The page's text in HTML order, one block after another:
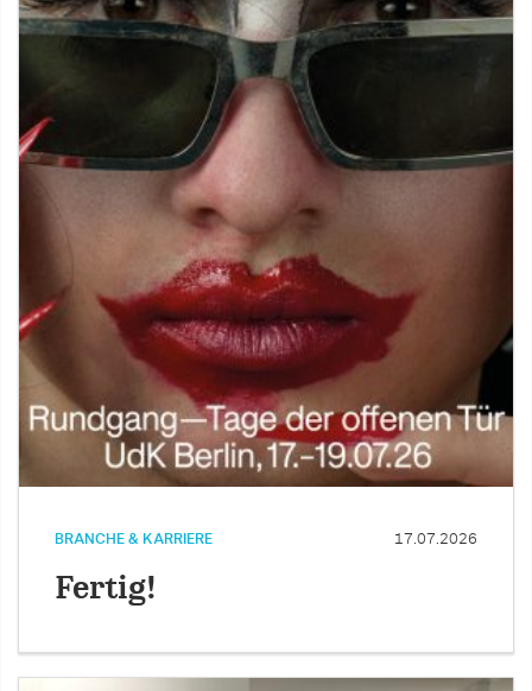
BRANCHE & KARRIERE 17.07.2026
Fertig!